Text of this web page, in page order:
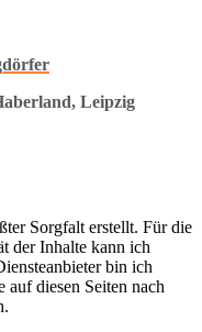
Leipzig
Sorgfalt erstellt. Für die
der Inhalte kann ich
bin ich
diesen Seiten nach